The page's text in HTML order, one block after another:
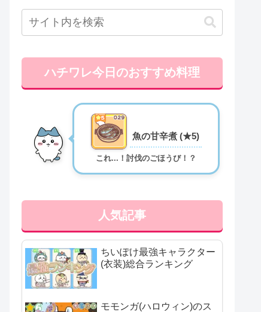
ハチワレ今日のおすすめ料理
魚の甘辛煮 (★5)
これ...！討伐のごほうび！？
人気記事
ちいぽけ最強キャラクター
(衣装)総合ランキング
モモンガ(ハロウィン)のス